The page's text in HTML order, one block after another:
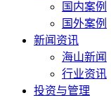
国内案例
国外案例
新闻资讯
海山新闻
行业资讯
投资与管理